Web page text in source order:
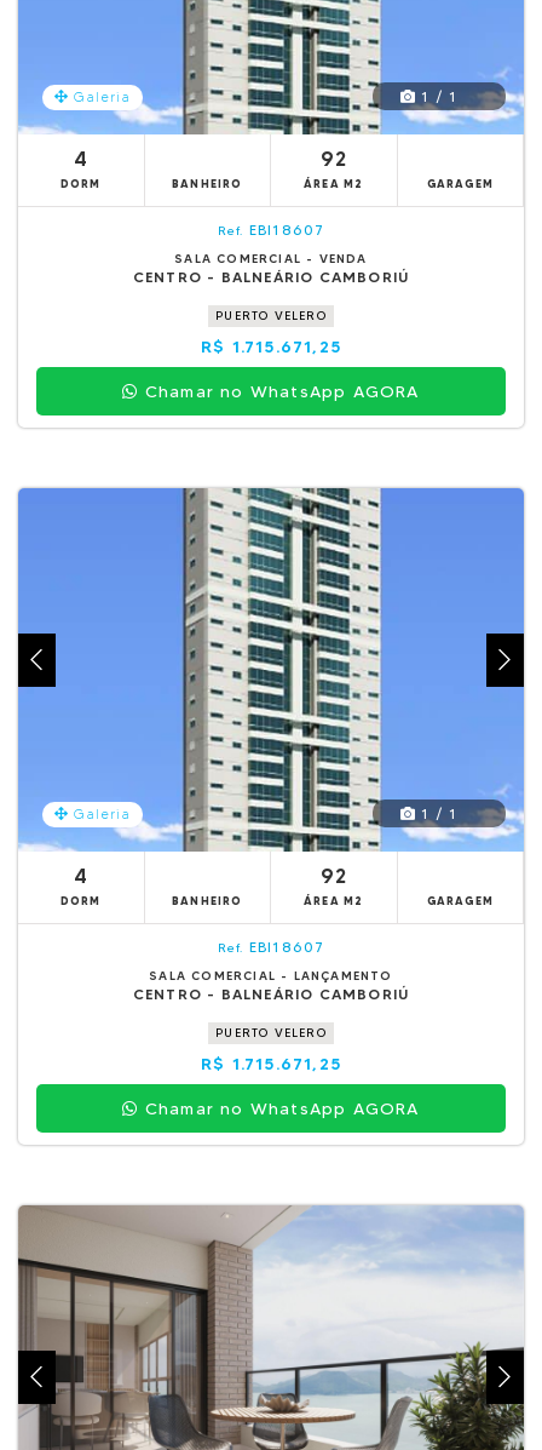
Galeria 1 / 1
4
DORM BANHEIRO
92
ÁREA M2 GARAGEM
Ref. EBI18607
SALA COMERCIAL - VENDA
CENTRO - BALNEÁRIO CAMBORIÚ
PUERTO VELERO
R$ 1.715.671,25
Chamar no WhatsApp AGORA
Galeria 1 / 1
4
DORM BANHEIRO
92
ÁREA M2 GARAGEM
Ref. EBI18607
SALA COMERCIAL - LANÇAMENTO
CENTRO - BALNEÁRIO CAMBORIÚ
PUERTO VELERO
R$ 1.715.671,25
Chamar no WhatsApp AGORA